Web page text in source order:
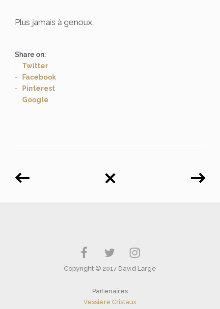
Plus jamais à genoux.
Share on:
Twitter
Facebook
Pinterest
Google
Copyright © 2017 David Large
Partenaires
Vessiere Cristaux